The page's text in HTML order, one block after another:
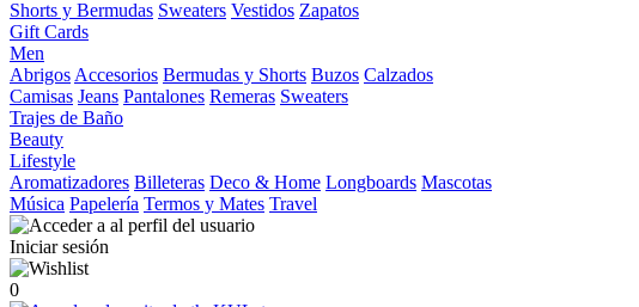
Shorts y Bermudas Sweaters Vestidos Zapatos
Gift Cards
Men
Abrigos Accesorios Bermudas y Shorts Buzos Calzados
Camisas Jeans Pantalones Remeras Sweaters
Trajes de Baño
Beauty
Lifestyle
Aromatizadores Billeteras Deco & Home Longboards Mascotas
Música Papelería Termos y Mates Travel
Iniciar sesión
0